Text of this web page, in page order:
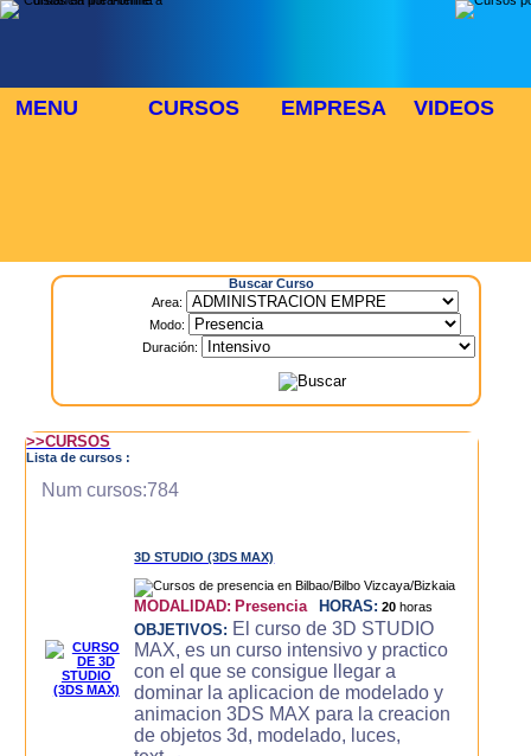
MENU CURSOS EMPRESA VIDEOS
Buscar Curso
Area:
Modo:
Duración:
>>CURSOS
Lista de cursos :
Num cursos:784
3D STUDIO (3DS MAX)
MODALIDAD: Presencia HORAS: 20 horas
OBJETIVOS: El curso de 3D STUDIO
MAX, es un curso intensivo y practico
con el que se consigue llegar a
dominar la aplicacion de modelado y
animacion 3DS MAX para la creacion
de objetos 3d, modelado, luces,